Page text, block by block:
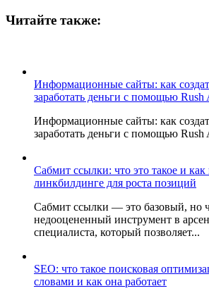
Читайте также:
Информационные сайты: как
заработать деньги с помощью Rush
Информационные сайты: как
заработать деньги с помощью
Сабмит ссылки: что это такое и как
линкбилдинге для роста позиций
Сабмит ссылки — это базовый, но
недооцененный инструмент в
специалиста, который позволяет...
SEO: что такое поисковая
словами и как она работает